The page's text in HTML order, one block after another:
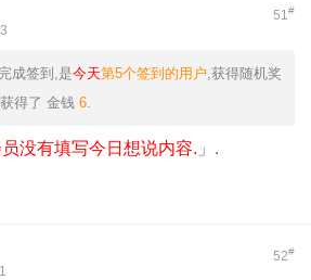
51#
完成签到,是今天第5个签到的用户,获得随机奖
得了 金钱 6.
没有填写今日想说内容. 」.
52#